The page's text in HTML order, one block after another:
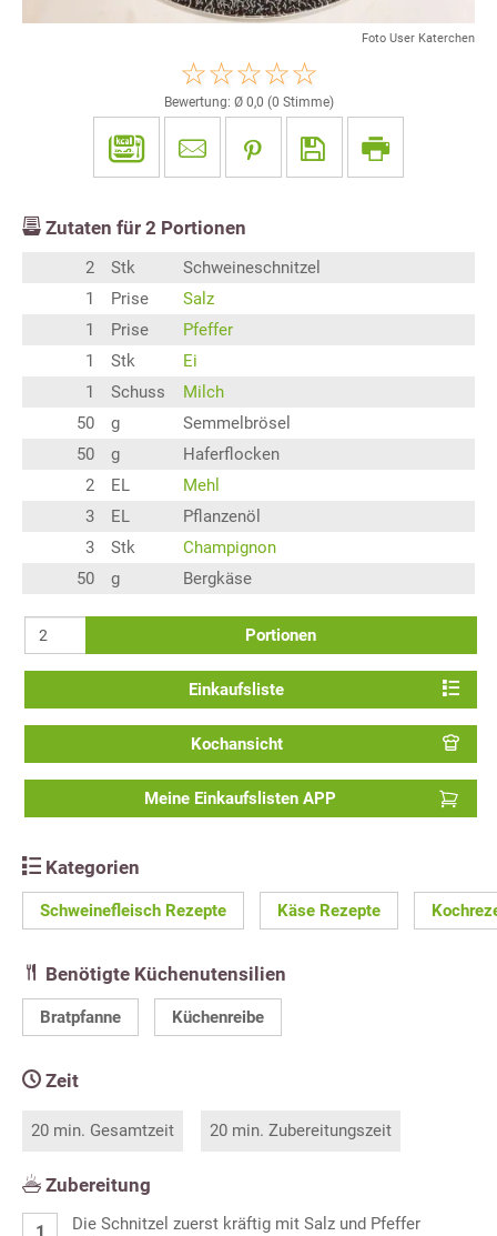
Foto User Katerchen
Bewertung: Ø 0,0 (0 Stimme)
Zutaten für 2 Portionen
2 Stk
Schweineschnitzel
1
Prise
Salz
1
Prise
Pfeffer
1
Stk
Ei
1
Schuss
Milch
50
g
Semmelbrösel
50
g
Haferflocken
2
EL
Mehl
3
EL
Pflanzenöl
3
Stk
Champignon
50
g Bergkäse
Portionen
Einkaufsliste
Kochansicht
Meine Einkaufslisten APP
Kategorien
Schweinefleisch Rezepte Käse Rezepte
Benötigte Küchenutensilien
Bratpfanne Küchenreibe
Zeit
20 min. Gesamtzeit 20 min. Zubereitungszeit
Zubereitung
Die Schnitzel zuerst kräftig mit Salz und Pfeffer